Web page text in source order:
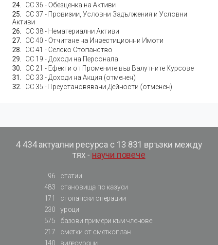
СС 36 - Обезценка на Активи
СС 37 - Провизии, Условни Задължения и Условни
Активи
СС 38 - Нематериални Активи
СС 40 - Отчитане на Инвестиционни Имоти
СС 41 - Селско Стопанство
СС 19 - Доходи на Персонала
СС 21 - Ефекти от Промените във Валутните Курсове
СС 33 - Доходи на Акция (отменен)
СС 35 - Преустановявани Дейности (отменен)
4 434 актуални ресурса с 13 831 връзки между
тях - научи повече
96
статии
483
становища по казуси
171
стопански операции
230
уроци
575
базови примери към членове
217
сметки от сметкоплан
140
видеоуроци